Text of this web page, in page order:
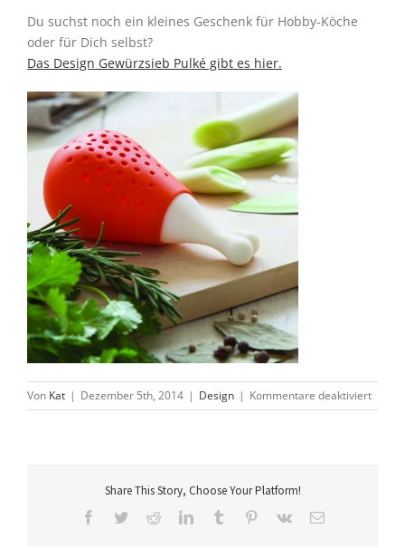
Du suchst noch ein kleines Geschenk für Hobby-Köche
oder für Dich selbst?
Das Design Gewürzsieb Pulké gibt es hier.
Von Kat | Dezember 5th, 2014 | Design | Kommentare deaktiviertfür
Share This Story, Choose Your Platform!
Facebook
TwitterRedditLinkedInTumblr Pinterest
Vk
E-